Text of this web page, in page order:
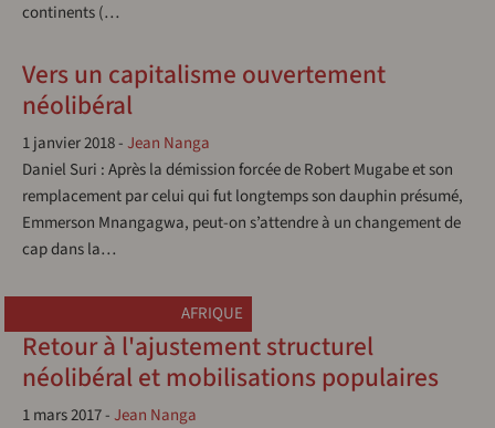
continents (…
Vers un capitalisme ouvertement
néolibéral
1 janvier 2018-Jean Nanga
Daniel Suri : Après la démission forcée de Robert Mugabe et son
remplacement par celui qui fut longtemps son dauphin présumé,
Emmerson Mnangagwa, peut-on s’attendre à un changement de
cap dans la…
AFRIQUE
Retour à l'ajustement structurel
néolibéral et mobilisations populaires
1 mars 2017-Jean Nanga